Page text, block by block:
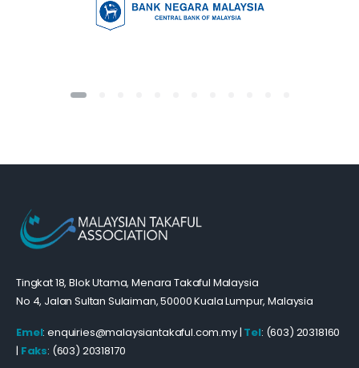
Tingkat 18, Blok Utama, Menara Takaful Malaysia
No 4, Jalan Sultan Sulaiman, 50000 Kuala Lumpur, Malaysia
Emel: enquiries@malaysiantakaful.com.my | Tel: (603) 20318160
| Faks: (603) 20318170